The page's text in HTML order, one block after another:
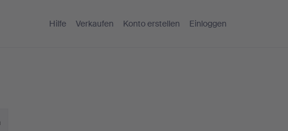
Hilfe Verkaufen Konto erstellen Einloggen